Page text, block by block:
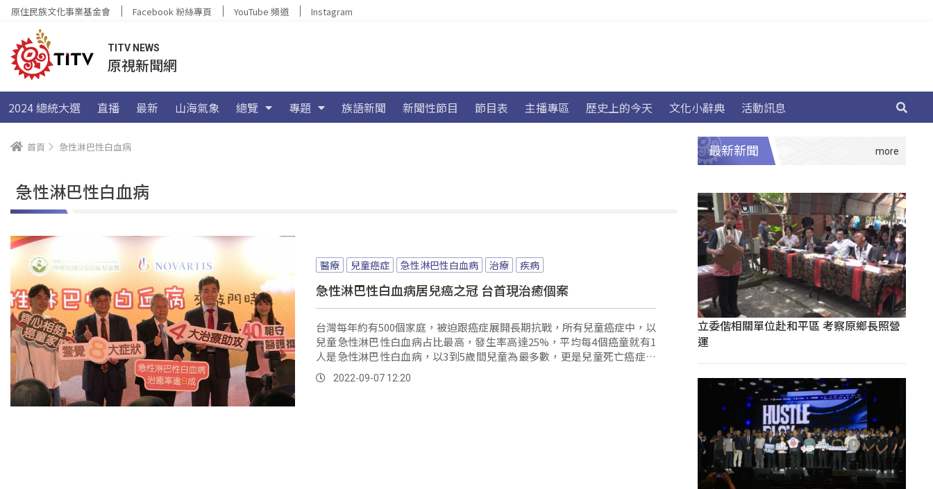
原住民族文化事業基金會 Facebook 粉絲專頁 YouTube 頻道 Instagram
TITV NEWS
原視新聞網
2024 總統大選 直播 最新 山海氣象 總覽 專題 族語新聞 新聞性節目 節目表 主播專區 歷史上的今天 文化小辭典 活動訊息
首頁 急性淋巴性白血病
急性淋巴性白血病
醫療 兒童癌症 急性淋巴性白血病 治療 疾病
急性淋巴性白血病居兒癌之冠 台首現治癒個案
台灣每年約有500個家庭，被迫跟癌症展開長期抗戰，所有兒童癌症中，以
兒童急性淋巴性白血病占比最高，發生率高達25%，平均每4個癌童就有1
人是急性淋巴性白血病，以3到5歲間兒童為最多數，更是兒童死亡癌症之
首。2022-09-07 12:20
最新新聞
立委偕相關單位赴和平區 考察原鄉長照營
運